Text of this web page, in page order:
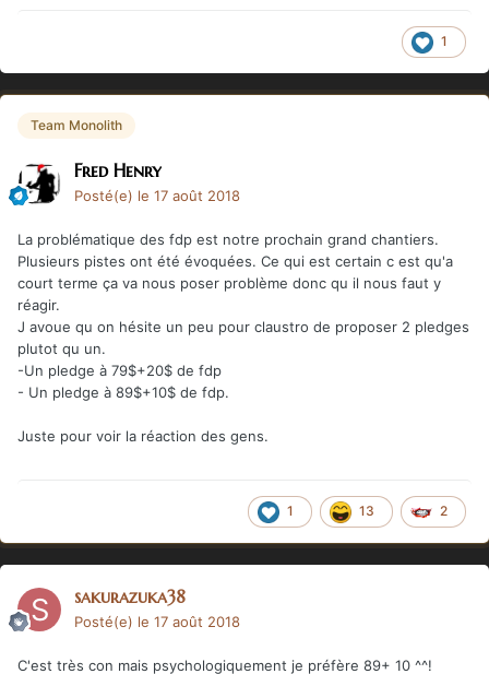
1
Team Monolith
Fred Henry
Posté(e) le 17 août 2018
La problématique des fdp est notre prochain grand chantiers.
Plusieurs pistes ont été évoquées. Ce qui est certain c est qu'a
court terme ça va nous poser problème donc qu il nous faut y
réagir.
J avoue qu on hésite un peu pour claustro de proposer 2 pledges
plutot qu un.
-Un pledge à 79$+20$ de fdp
- Un pledge à 89$+10$ de fdp.
Juste pour voir la réaction des gens.
1 13 2
sakurazuka38
Posté(e) le 17 août 2018
C'est très con mais psychologiquement je préfère 89+ 10 ^^!